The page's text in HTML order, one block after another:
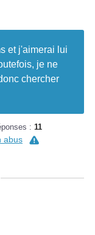
et j'aimerai lui
je ne
chercher
: 11
abus